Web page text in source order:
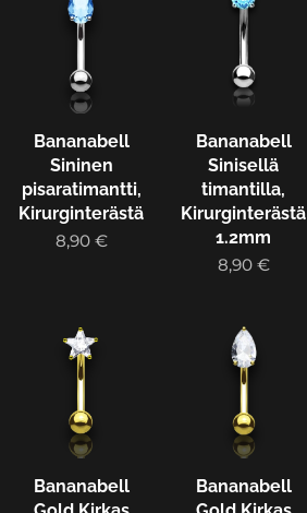
Bananabell
Sininen
pisaratimantti,
Kirurginterästä
8,90€
Bananabell
Sinisellä
timantilla,
Kirurginterästä
1.2mm
8,90€
Bananabell
Bananabell